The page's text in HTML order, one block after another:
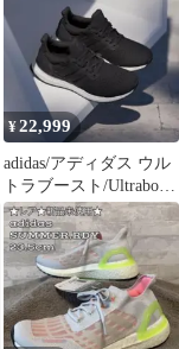
¥22,999
adidas/アディダス ウル
トラブースト/Ultraboost
1.0 DNA